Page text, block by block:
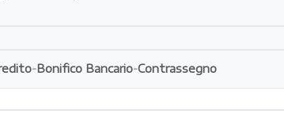
-Bonifico Bancario-Contrassegno